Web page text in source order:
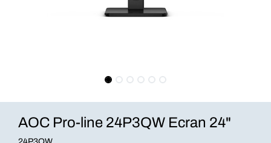
AOC Pro-line 24P3QW Ecran 24"